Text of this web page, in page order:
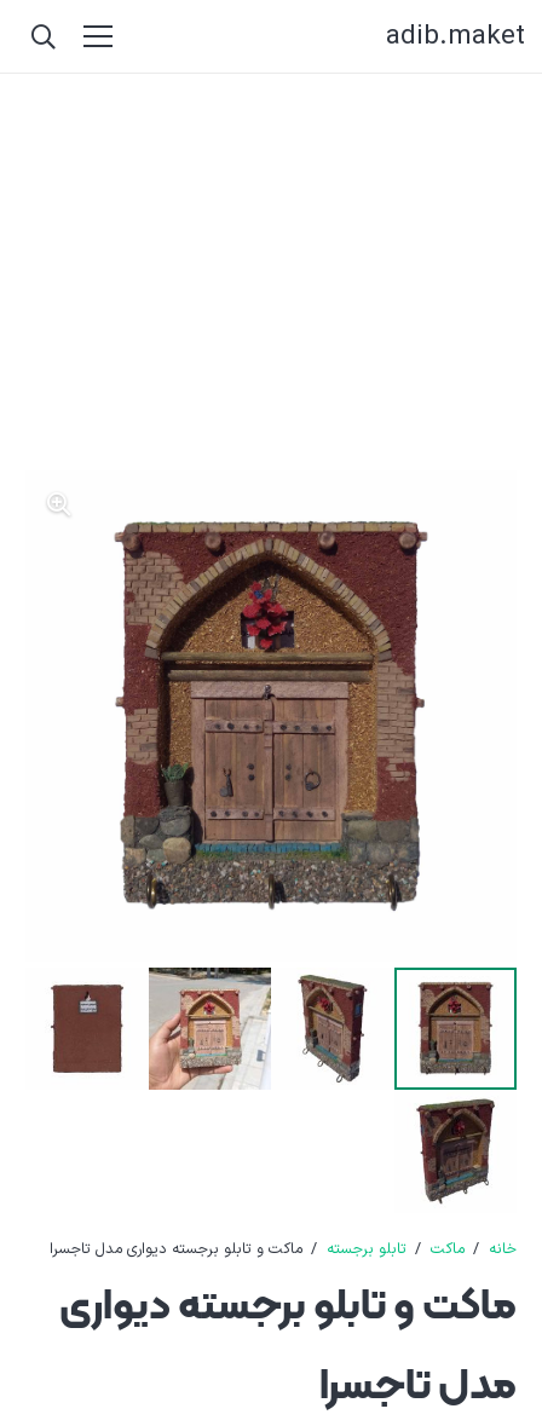
adib.maket
خانه / ماکت / تابلو برجسته / ماکت و تابلو برجسته دیواری مدل تاجسرا
ماکت و تابلو برجسته دیواری
مدل تاجسرا